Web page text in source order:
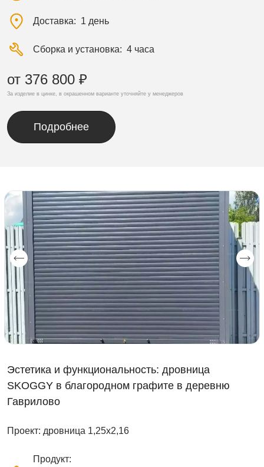
Доставка 1 день
Сборка и установка 4 часа
от 376 800 ₽
За изделие в цинке, в окрашенном варианте уточняйте у менеджеров
Подробнее
Эстетика и функциональность: дровница
SKOGGY в благородном графите в деревню
Гаврилово
Проект: дровница 1,25х2,16
Продукт